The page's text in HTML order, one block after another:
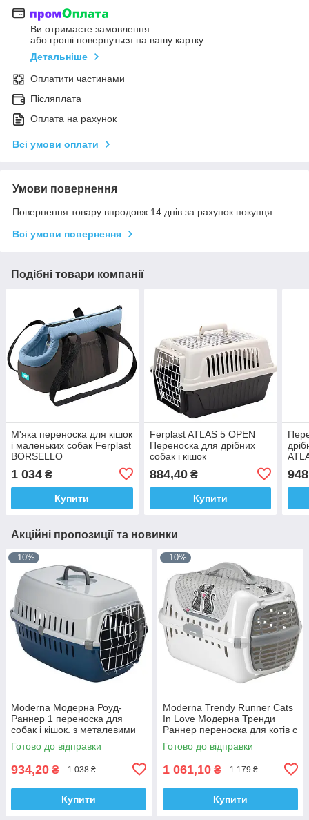
Ви отримаєте замовлення
або гроші повернуться на вашу картку
Детальніше
Оплатити частинами
Післяплата
Оплата на рахунок
Всі умови оплати
Умови повернення
Повернення товару впродовж 14 днів за рахунок покупця
Всі умови повернення
Подібні товари компанії
М'яка переноска для кішок
і маленьких собак Ferplast
BORSELLO
1 034 ₴
Купити
Ferplast ATLAS 5 OPEN
Переноска для дрібних
собак і кішок
884,40₴
Купити
Акційні пропозиції та новинки
–10%
Moderna Модерна Роуд-
Раннер 1 переноска для
собак і кішок. з металевими
дверима IATA, 51х31х34 см
чорничний
Готово до відправки
934,20 ₴ 1 038 ₴
Купити
–10%
Moderna Trendy Runner Cats
In Love Модерна Тренди
Раннер переноска для котів c
пластиковою дверцею,
49х32х30
Готово до відправки
1 061,10 ₴ 1 179 ₴
Купити